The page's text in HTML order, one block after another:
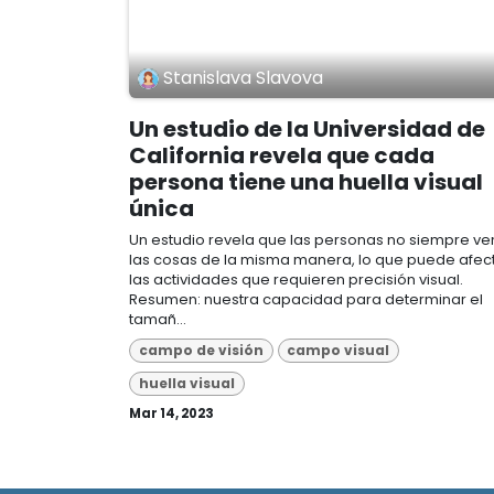
Stanislava Slavova
Un estudio de la Universidad de
California revela que cada
persona tiene una huella visual
única
Un estudio revela que las personas no siempre
las cosas de la misma manera, lo que puede
las actividades que requieren precisión visual.
Resumen: nuestra capacidad para determinar el
tamañ...
campo de visión
campo visual
huella visual
Mar 14, 2023